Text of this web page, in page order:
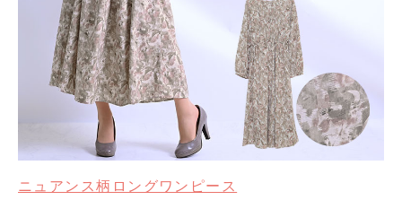
ニュアンス柄ロングワンピース